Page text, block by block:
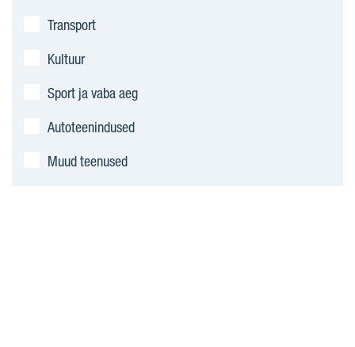
Transport
Kultuur
Sport ja vaba aeg
Autoteenindused
Muud teenused